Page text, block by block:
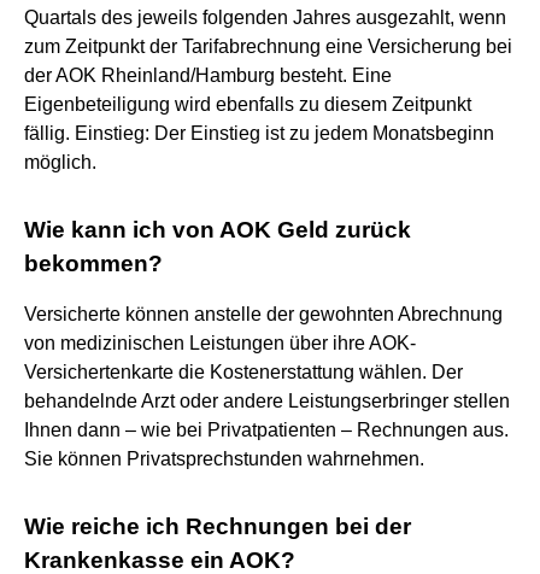
Quartals des jeweils folgenden Jahres ausgezahlt, wenn
zum Zeitpunkt der Tarifabrechnung eine Versicherung bei
der AOK Rheinland/Hamburg besteht. Eine
Eigenbeteiligung wird ebenfalls zu diesem Zeitpunkt
fällig. Einstieg: Der Einstieg ist zu jedem Monatsbeginn
möglich.
Wie kann ich von AOK Geld zurück
bekommen?
Versicherte können anstelle der gewohnten Abrechnung
von medizinischen Leistungen über ihre AOK-
Versichertenkarte die Kostenerstattung wählen. Der
behandelnde Arzt oder andere Leistungserbringer stellen
Ihnen dann – wie bei Privatpatienten – Rechnungen aus.
Sie können Privatsprechstunden wahrnehmen.
Wie reiche ich Rechnungen bei der
Krankenkasse ein AOK?